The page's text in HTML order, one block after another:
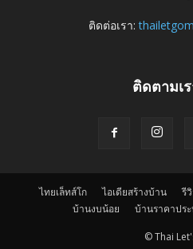
ติดต่อเรา:
ติดตามเ
ไทยเล็ทส์โก ไอเดียสร้างบ้าน รี
บ้านงบน้อย
บ้านราคาปร
© Thai